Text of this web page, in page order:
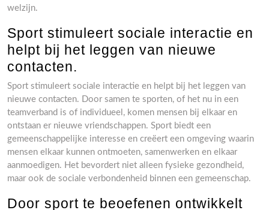
welzijn.
Sport stimuleert sociale interactie en
helpt bij het leggen van nieuwe
contacten.
Sport stimuleert sociale interactie en helpt bij het leggen van
nieuwe contacten. Door samen te sporten, of het nu in een
teamverband is of individueel, komen mensen bij elkaar en
ontstaan er nieuwe vriendschappen. Sport biedt een
gemeenschappelijke interesse en creëert een omgeving waarin
mensen elkaar kunnen ontmoeten, samenwerken en elkaar
aanmoedigen. Het bevordert niet alleen fysieke gezondheid,
maar ook de sociale verbondenheid binnen een gemeenschap.
Door sport te beoefenen ontwikkelt